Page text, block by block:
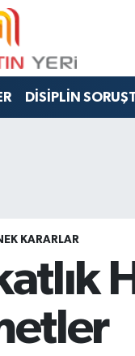
DİSİPLİN
KARARLAR